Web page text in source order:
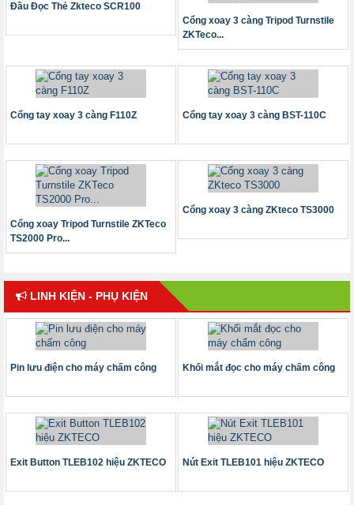
Đầu Đọc Thẻ Zkteco SCR100
Cổng xoay 3 càng Tripod Turnstile
ZKTeco...
Cổng tay xoay 3 càng F110Z Cổng tay xoay 3 càng BST-110C
Cổng xoay Tripod Turnstile ZKTeco
TS2000 Pro...
Cổng xoay 3 càng ZKteco TS3000
LINH KIỆN - PHỤ KIỆN
Pin lưu điện cho máy chấm công Khối mắt đọc cho máy chấm công
Exit Button TLEB102 hiệu ZKTECO Nút Exit TLEB101 hiệu ZKTECO